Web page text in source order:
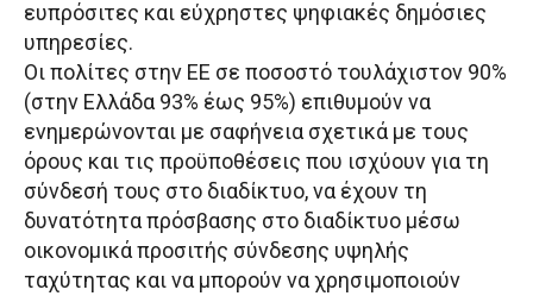
ευπρόσιτες και εύχρηστες ψηφιακές δημόσιες
υπηρεσίες.
Οι πολίτες στην ΕΕ σε ποσοστό τουλάχιστον 90%
(στην Ελλάδα 93% έως 95%) επιθυμούν να
ενημερώνονται με σαφήνεια σχετικά με τους
όρους και τις προϋποθέσεις που ισχύουν για τη
σύνδεσή τους στο διαδίκτυο, να έχουν τη
δυνατότητα πρόσβασης στο διαδίκτυο μέσω
οικονομικά προσιτής σύνδεσης υψηλής
ταχύτητας και να μπορούν να χρησιμοποιούν